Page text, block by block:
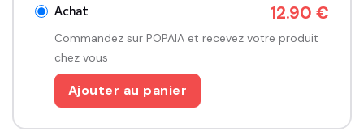
original, loin des clichés, pour créer un souvenir
authentique et personnel à transmettre plus tard à
l’enfant.
Imaginé par la marque Minus, ce cahier se distingue par
ses illustrations ludiques et son approche moderne de la
parentalité. Il constitue ainsi une belle idée de cadeau
Achat 12.90 €
Commandez sur POPAIA et recevez votre produit
chez vous
Ajouter au panier